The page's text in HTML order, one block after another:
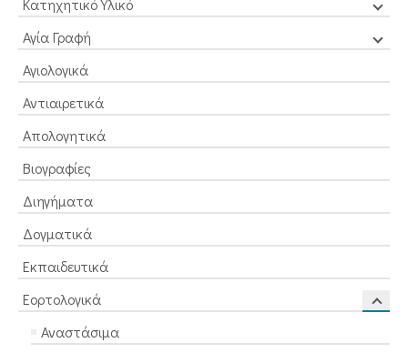
Κατηχητικό Υλικό
Αγία Γραφή
Αγιολογικά
Αντιαιρετικά
Απολογητικά
Βιογραφίες
Διηγήματα
Δογματικά
Εκπαιδευτικά
Εορτολογικά
Αναστάσιμα